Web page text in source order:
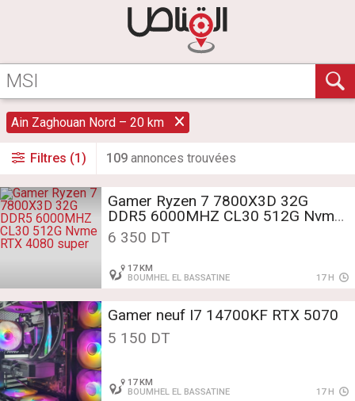
Ain Zaghouan Nord – 20 km
Filtres (1) 109 annonces trouvées
Gamer Ryzen 7 7800X3D 32G
DDR5 6000MHZ CL30 512G Nvme
RTX 4080 super
6 350 DT
17 KM
BOUMHEL EL BASSATINE
17 H
Gamer neuf I7 14700KF RTX 5070
5 150 DT
17 KM
BOUMHEL EL BASSATINE
17 H